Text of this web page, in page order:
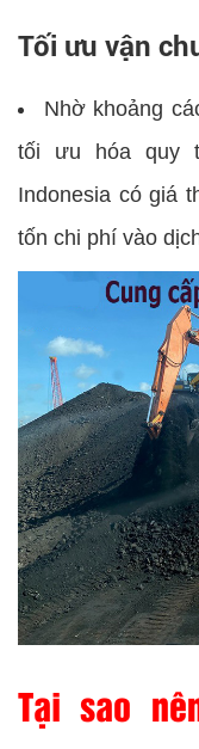
Tối ưu vận
Nhờ khoảng
tối ưu hóa quy
Indonesia có giá
tốn chi phí vào
Tại sao